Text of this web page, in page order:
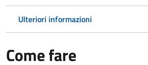
Ulteriori informazioni
Come fare